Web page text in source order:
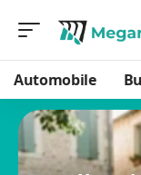
Automobile